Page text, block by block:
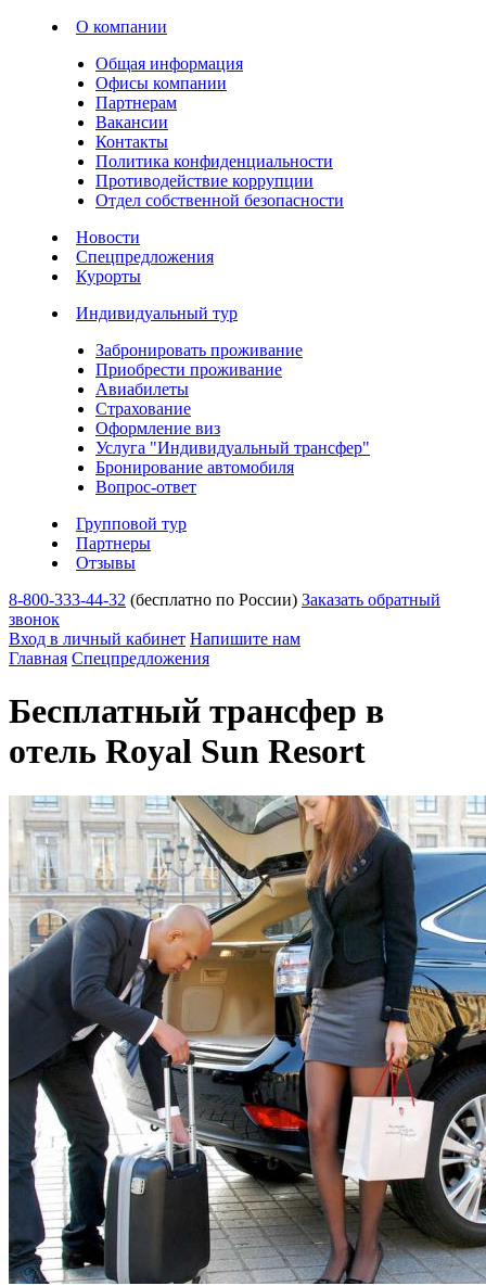
О компании
Общая информация
Офисы компании
Партнерам
Вакансии
Контакты
Политика конфиденциальности
Противодействие коррупции
Отдел собственной безопасности
Новости
Спецпредложения
Курорты
Индивидуальный тур
Забронировать проживание
Приобрести проживание
Авиабилеты
Страхование
Оформление виз
Услуга "Индивидуальный трансфер"
Бронирование автомобиля
Вопрос-ответ
Групповой тур
Партнеры
Отзывы
8-800-333-44-32 (бесплатно по России) Заказать обратный
звонок
Вход в личный кабинет Напишите нам
Главная Спецпредложения
Бесплатный трансфер в
отель Royal Sun Resort